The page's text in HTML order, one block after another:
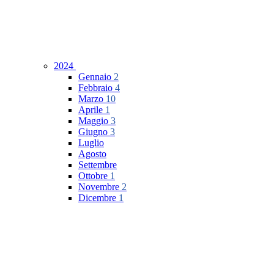
2024
Gennaio 2
Febbraio 4
Marzo 10
Aprile 1
Maggio 3
Giugno 3
Luglio
Agosto
Settembre
Ottobre 1
Novembre 2
Dicembre 1